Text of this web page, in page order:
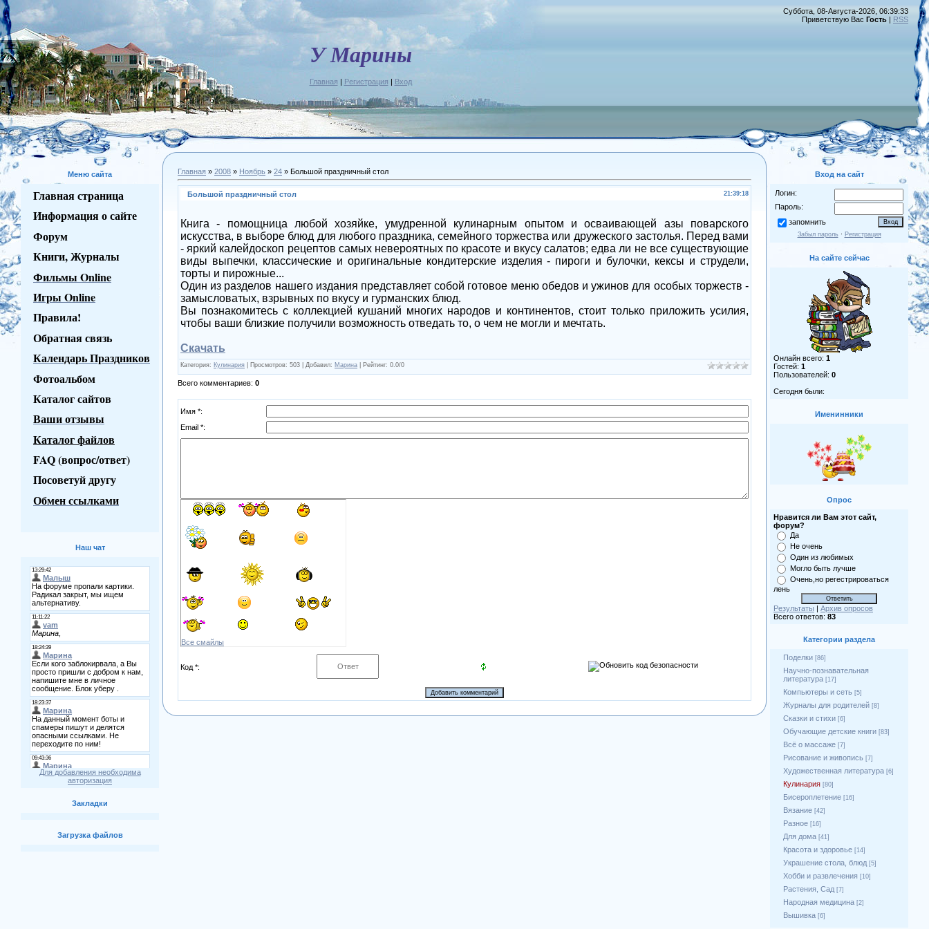
У Марины
Главная | Регистрация | Вход
Суббота, 08-Августа-2026, 06:39:33
Приветствую Вас Гость | RSS
Меню сайта
Главная страница
Информация о сайте
Форум
Книги, Журналы
Фильмы Online
Игры Online
Правила!
Обратная связь
Календарь Праздников
Фотоальбом
Каталог сайтов
Ваши отзывы
Каталог файлов
FAQ (вопрос/ответ)
Посоветуй другу
Обмен ссылками
Наш чат
Для добавления необходима
авторизация
Закладки
Загрузка файлов
Главная » 2008 » Ноябрь » 24 » Большой праздничный стол
21:39:18
Большой праздничный стол
Книга - помощница любой хозяйке, умудренной кулинарным опытом и осваивающей азы поварского
искусства, в выборе блюд для любого праздника, семейного торжества или дружеского застолья. Перед вами
- яркий калейдоскоп рецептов самых невероятных по красоте и вкусу салатов; едва ли не все существующие
виды выпечки, классические и оригинальные кондитерские изделия - пироги и булочки, кексы и струдели,
торты и пирожные...
Один из разделов нашего издания представляет собой готовое меню обедов и ужинов для особых торжеств -
замысловатых, взрывных по вкусу и гурманских блюд.
Вы познакомитесь с коллекцией кушаний многих народов и континентов, стоит только приложить усилия,
чтобы ваши близкие получили возможность отведать то, о чем не могли и мечтать.
Скачать
Категория: Кулинария Просмотров: 503 | Добавил: Марина Рейтинг: 0.0/0
Всего комментариев: 0
Имя *:
Email *:
Все смайлы
Код *:
Вход на сайт
Логин:
Пароль:
запомнить
Забыл пароль· Регистрация
На сайте сейчас
Онлайн всего: 1
Гостей: 1
Пользователей: 0
Сегодня были:
Именинники
Опрос
Нравится ли Вам этот сайт,
форум?
Да
Не очень
Один из любимых
Могло быть лучше
Очень,но регестрироваться
лень
Результаты | Архив опросов
Всего ответов: 83
Категории раздела
Поделки [86]
Научно-познавательная
литература [17]
Компьютеры и сеть [5]
Журналы для родителей [8]
Сказки и стихи [6]
Обучающие детские книги [83]
Всё о массаже [7]
Рисование и живопись [7]
Художественная литература [6]
Кулинария [80]
Бисероплетение [16]
Вязание [42]
Разное [16]
Для дома [41]
Красота и здоровье [14]
Украшение стола, блюд [5]
Хобби и развлечения [10]
Растения, Сад [7]
Народная медицина [2]
Вышивка [6]